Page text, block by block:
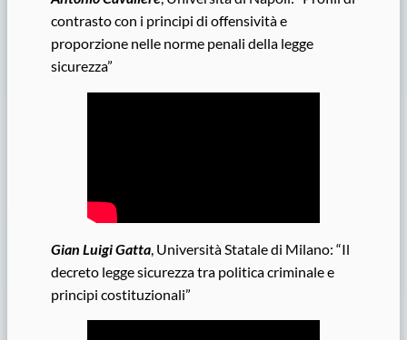
contrasto con i principi di offensività e
proporzione nelle norme penali della legge
sicurezza”
Gian Luigi Gatta, Università Statale di Milano: “Il
decreto legge sicurezza tra politica criminale e
principi costituzionali”